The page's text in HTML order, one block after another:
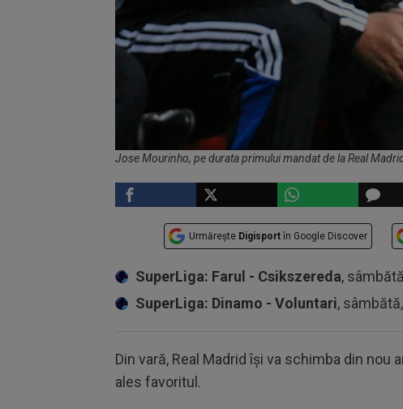
Jose Mourinho, pe durata primului mandat de la Real
Urmărește Digisport în Google Discover
SuperLiga: Farul - Csikszereda,
SuperLiga: Dinamo - Voluntari,
Din vară, Real Madrid își va schimba din nou
ales favoritul.